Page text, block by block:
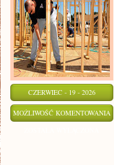
CZERWIEC - 19 - 2026
MOŻLIWOŚĆ KOMENTOWANIA